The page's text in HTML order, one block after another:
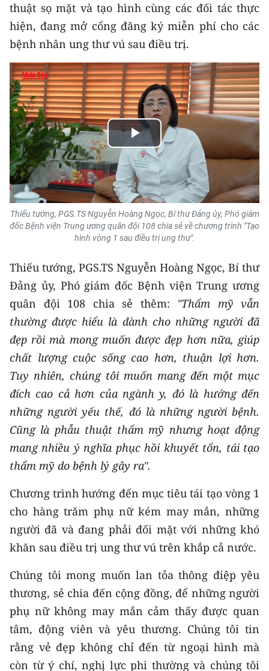
Duyên hải Nam Trung Bộ và Tây
Nguyên
Đông Nam Bộ
Đồng bằng sông Cửu Long
Chuyên trang Hà Nội
Chuyên trang TP. Hồ Chí Minh
CHUYÊN ĐỀ
CÁC CHUYÊN TRANG
VỀ BÁO NHÂN DÂN
NHÂN DÂN CUỐI TUẦN
NHÂN DÂN HẰNG THÁNG
MUA BÁO
ĐỌC BÁO IN
ENGLISH
中文
FRANÇAIS
РУССКИЙ
ESPAÑOL
한국어
thuật sọ mặt và tạo hình cùng các đối tác thực
hiện, đang mở cổng đăng ký miễn phí cho các
bệnh nhân ung thư vú sau điều trị.
Play
Video
Thiếu tướng, PGS.TS Nguyễn Hoàng Ngọc, Bí thư Đảng ủy, Phó giám
đốc Bệnh viện Trung ương quân đội 108 chia sẻ về chương trình "Tạo
hình vòng 1 sau điều trị ung thư".
Thiếu tướng, PGS.TS Nguyễn Hoàng Ngọc, Bí thư
Đảng ủy, Phó giám đốc Bệnh viện Trung ương
quân đội 108 chia sẻ thêm: "Thẩm mỹ vẫn
thường được hiểu là dành cho những người đã
đẹp rồi mà mong muốn được đẹp hơn nữa, giúp
chất lượng cuộc sống cao hơn, thuận lợi hơn.
Tuy nhiên, chúng tôi muốn mang đến một mục
đích cao cả hơn của ngành y, đó là hướng đến
những người yếu thế, đó là những người bệnh.
Cũng là phẫu thuật thẩm mỹ nhưng hoạt động
mang nhiều ý nghĩa phục hồi khuyết tổn, tái tạo
thẩm mỹ do bệnh lý gây ra".
Chương trình hướng đến mục tiêu tái tạo vòng 1
cho hàng trăm phụ nữ kém may mắn, những
người đã và đang phải đối mặt với những khó
khăn sau điều trị ung thư vú trên khắp cả nước.
Chúng tôi mong muốn lan tỏa thông điệp yêu
thương, sẻ chia đến cộng đồng, để những người
phụ nữ không may mắn cảm thấy được quan
tâm, động viên và yêu thương. Chúng tôi tin
rằng vẻ đẹp không chỉ đến từ ngoại hình mà
còn từ ý chí, nghị lực phi thường và chúng tôi